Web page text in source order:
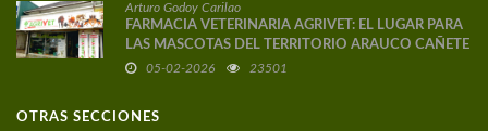
Arturo Godoy Carilao
FARMACIA VETERINARIA AGRIVET: EL LUGAR PARA
LAS MASCOTAS DEL TERRITORIO ARAUCO CAÑETE
05-02-2026 23501
OTRAS SECCIONES